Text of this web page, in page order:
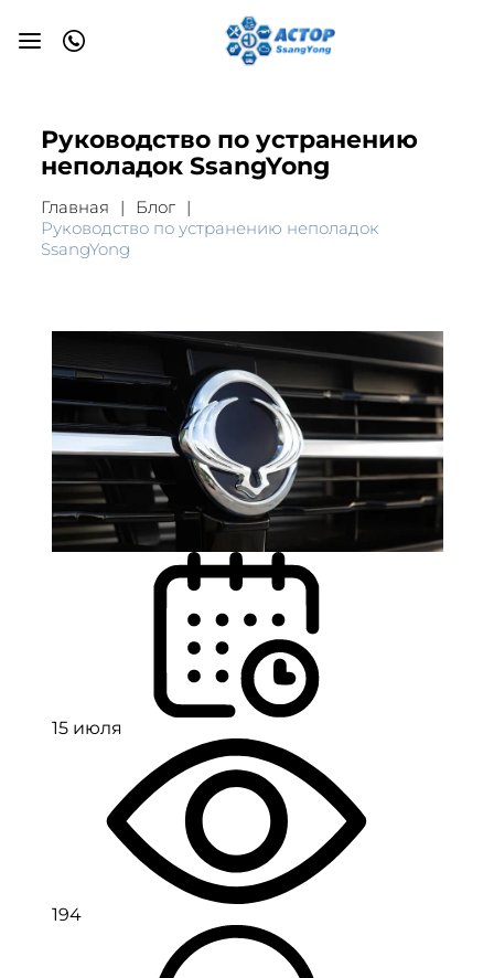
Руководство по устранению
неполадок SsangYong
Главная
Блог
Руководство по устранению неполадок
SsangYong
15 июля
194